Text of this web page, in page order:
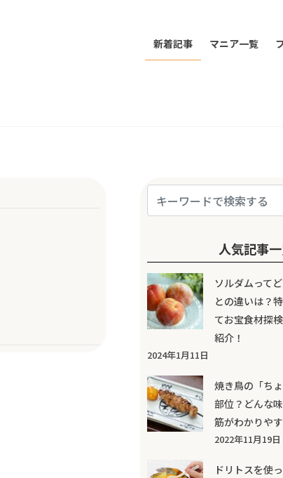
新着記事 マニア一覧
人気記事
ソルダムって
との違いは？
てお宝食材探
紹介！
2024年1月11日
焼き鳥の「ち
部位？どんな
筋がわかりや
2022年11月19日
ドリトスを使